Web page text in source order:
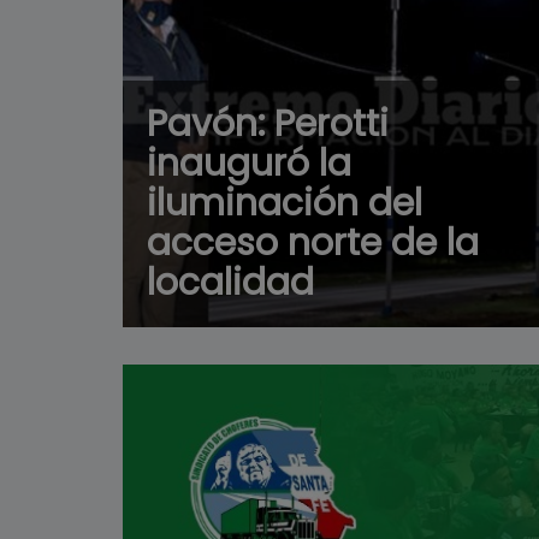
Pavón: Perotti
inauguró la
iluminación del
acceso norte de la
localidad